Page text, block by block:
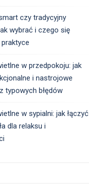
czy tradycyjny
wybrać i czego się
w przedpokoju: jak
i nastrojowe
typowych błędów
w sypialni: jak łączyć
dla relaksu i